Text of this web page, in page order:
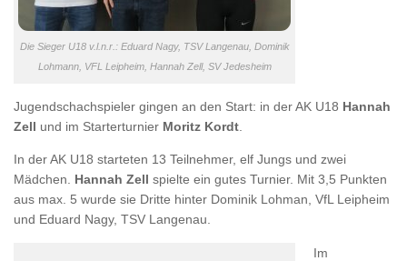
Die Sieger U18 v.l.n.r.: Eduard Nagy, TSV Langenau, Dominik
Lohmann, VFL Leipheim, Hannah Zell, SV Jedesheim
Jugendschachspieler gingen an den Start: in der AK U18 Hannah
Zell und im Starterturnier Moritz Kordt.
In der AK U18 starteten 13 Teilnehmer, elf Jungs und zwei
Mädchen. Hannah Zell spielte ein gutes Turnier. Mit 3,5 Punkten
aus max. 5 wurde sie Dritte hinter Dominik Lohman, VfL Leipheim
und Eduard Nagy, TSV Langenau.
Im